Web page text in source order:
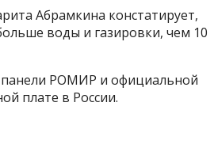
Абрамкина констатирует,
воды и газировки, чем 10
панели РОМИР и официальной
плате в России.